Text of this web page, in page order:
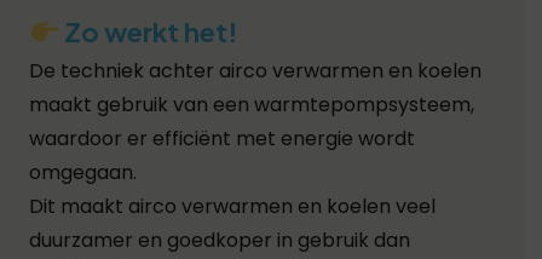
Zo werkt het!
De techniek achter airco verwarmen en koelen
maakt gebruik van een warmtepompsysteem,
waardoor er efficiënt met energie wordt
omgegaan.
Dit maakt airco verwarmen en koelen veel
duurzamer en goedkoper in gebruik dan